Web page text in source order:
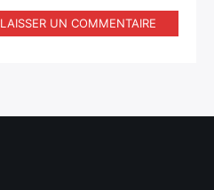
LAISSER UN COMMENTAIRE